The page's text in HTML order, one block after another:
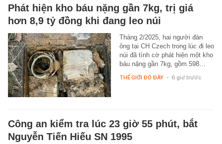
Phát hiện kho báu nặng gần 7kg, trị giá
hơn 8,9 tỷ đồng khi đang leo núi
Tháng 2/2025, hai người đàn
ông tại CH Czech trong lúc đi leo
núi đã tình cờ phát hiện một kho
báu nặng gần 7kg, gồm 598…
THẾ GIỚI ĐÓ ĐÂY - 6 giờ trước
Công an kiểm tra lúc 23 giờ 55 phút, bắt
Nguyễn Tiến Hiếu SN 1995